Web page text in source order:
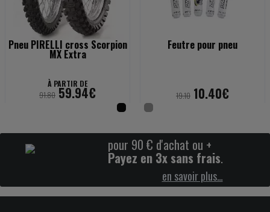
Pneu PIRELLI cross Scorpion
MX Extra
À PARTIR DE
91.8059.94€
Feutre pour pneu
19.10 10.40€
55%
pour 90 € d'achat ou +
Payez en 3x sans frais.
en savoir plus…